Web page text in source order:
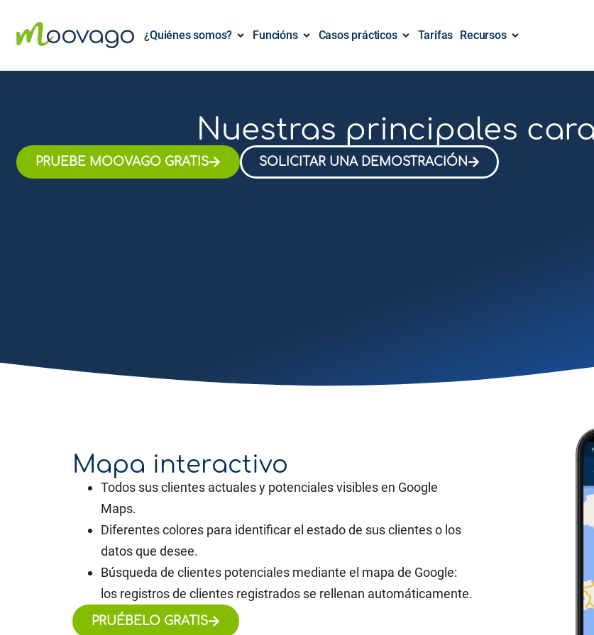
¿Quiénes somos? Funcións Casos prácticos Tarifas Recursos
Nuestras principales
PRUEBE MOOVAGO GRATIS SOLICITAR UNA DEMOSTRACIÓN
Mapa interactivo
Todos sus clientes actuales y potenciales visibles en Google
Maps.
Diferentes colores para identificar el estado de sus clientes o los
datos que desee.
Búsqueda de clientes potenciales mediante el mapa de Google:
los registros de clientes registrados se rellenan automáticamente.
PRUÉBELO GRATIS